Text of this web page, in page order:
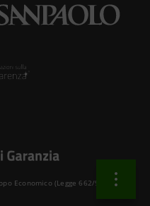
Economico (Legge 662/96 )